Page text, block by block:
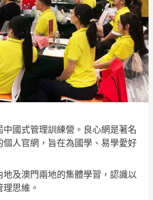
國式管理訓練營。良心網是著名
人官網，旨在為國學、易學愛好
及澳門兩地的集體學習，認識以
思維。